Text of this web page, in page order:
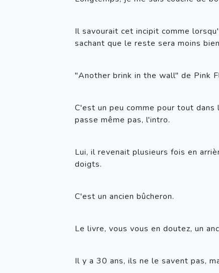
Il savourait cet incipit comme
sachant que le reste sera moins
"Another brink in the wall" de Pink
C'est un peu comme pour tout
passe même pas, l'intro.
Lui, il revenait plusieurs fois en
doigts.
C'est un ancien bûcheron.
Le livre, vous vous en doutez, un
Il y a 30 ans, ils ne le savent pas,